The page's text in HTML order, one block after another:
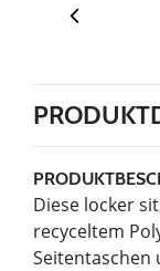
Diese locker
recyceltem
Seitentaschen